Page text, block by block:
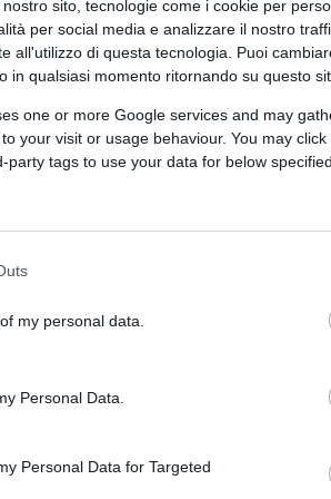
sito, tecnologie come i cookie per
per social media e analizzare il nostro
all'utilizzo di questa tecnologia. Puoi
in qualsiasi momento ritornando su questo
one or more Google services and may
your visit or usage behaviour. You may
tags to use your data for below
my personal data.
Personal Data.
Personal Data for Targeted
Mediaset Infinity con la
alle nuove
#MeToo è molto
si può ragionare per
e ambisce ad
in mente e qual è la
porta e succede
di costrizione. In
vanno bene, ok.
sessuale è un’altra